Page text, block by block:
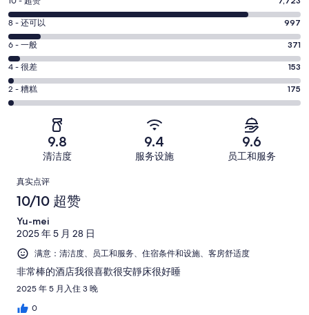
分
-
超
赞。
7723
条
好
条
点
8
分
-
还
可
以。
有
9419
条
点
评
8 - 还可以 997
6
分
-
一
般。
共
有
点
评
6 - 一般 371
4
分
-
评，
共
有
9419
条
评
4 - 很差 153
2
分
条
好
评，
共
有
9419
条
点
2 - 糟糕 175
9.8
清洁度
9.4
服务设施
9.6
员工和服务
点
评
真实点评
10/10 超赞
Yu-mei
2025 年 5 月 28 日
满意：清洁度、员工和服务、住宿条件和设施、客房舒适度
非常棒的酒店我很喜歡很安靜床很好睡
2025 年 5 月入住 3 晚
0